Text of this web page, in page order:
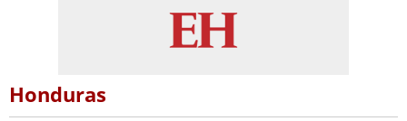
Honduras